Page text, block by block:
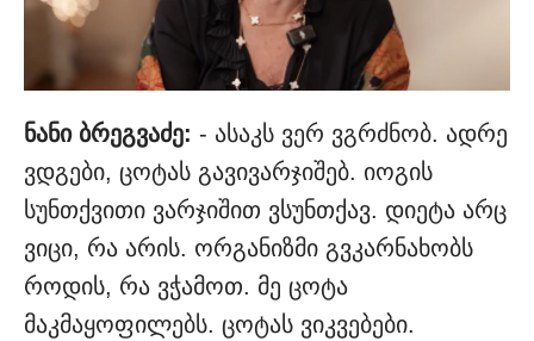
ნანი ბრეგვაძე: - ასაკს ვერ ვგრძნობ. ადრე
ვდგები, ცოტას გავივარჯიშებ. იოგის
სუნთქვითი ვარჯიშით ვსუნთქავ. დიეტა არც
ვიცი, რა არის. ორგანიზმი გვკარნახობს
როდის, რა ვჭამოთ. მე ცოტა
მაკმაყოფილებს. ცოტას ვიკვებები.